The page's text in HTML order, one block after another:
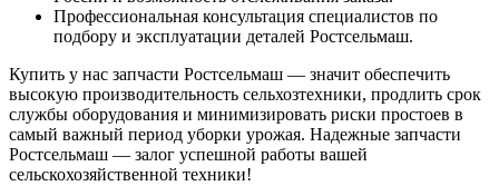
Профессиональная консультация специалистов по
подбору и эксплуатации деталей Ростсельмаш.
Купить у нас запчасти Ростсельмаш — значит обеспечить
высокую производительность сельхозтехники, продлить срок
службы оборудования и минимизировать риски простоев в
самый важный период уборки урожая. Надежные запчасти
Ростсельмаш — залог успешной работы вашей
сельскохозяйственной техники!